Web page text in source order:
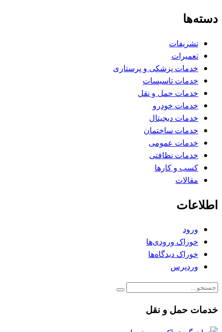
دسته‌ها
تشریفات
تعمیرات
خدمات پزشکی و پرستاری
خدمات تاسیسات
خدمات حمل و نقل
خدمات خودرو
خدمات دیجیتال
خدمات ساختمان
خدمات عمومی
خدمات نظافتی
کسب و کارها
مقالات
اطلاعات
ورود
خوراک ورودی‌ها
خوراک دیدگاه‌ها
وردپرس
خدمات حمل و نقل